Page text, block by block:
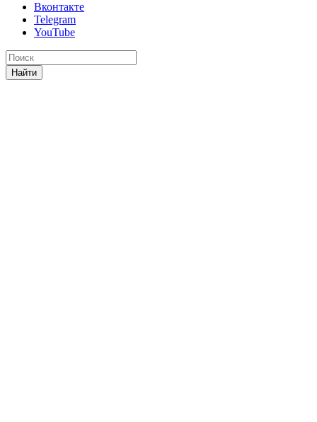
Вконтакте
Telegram
YouTube
Найти